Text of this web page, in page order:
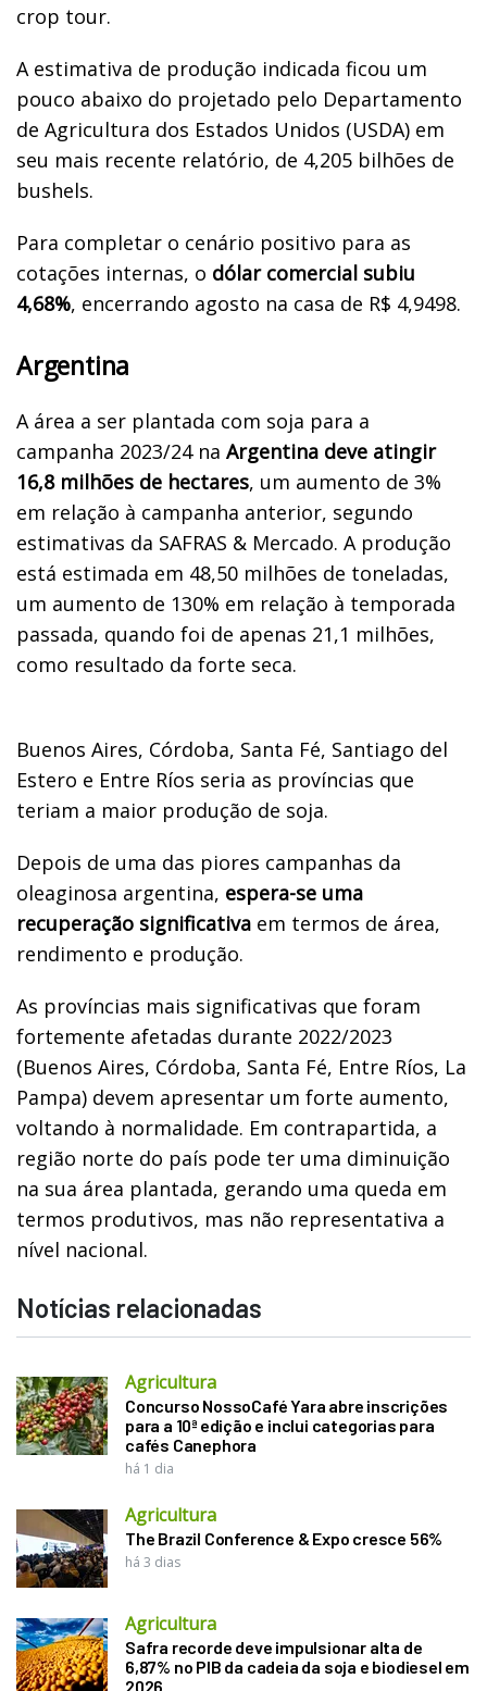
crop tour.
A estimativa de produção indicada ficou um
pouco abaixo do projetado pelo Departamento
de Agricultura dos Estados Unidos (USDA) em
seu mais recente relatório, de 4,205 bilhões de
bushels.
Para completar o cenário positivo para as
cotações internas, o dólar comercial subiu
4,68%, encerrando agosto na casa de R$ 4,9498.
Argentina
A área a ser plantada com soja para a
campanha 2023/24 na Argentina deve atingir
16,8 milhões de hectares, um aumento de 3%
em relação à campanha anterior, segundo
estimativas da SAFRAS & Mercado. A produção
está estimada em 48,50 milhões de toneladas,
um aumento de 130% em relação à temporada
passada, quando foi de apenas 21,1 milhões,
como resultado da forte seca.
Buenos Aires, Córdoba, Santa Fé, Santiago del
Estero e Entre Ríos seria as províncias que
teriam a maior produção de soja.
Depois de uma das piores campanhas da
oleaginosa argentina, espera-se uma
recuperação significativa em termos de área,
rendimento e produção.
As províncias mais significativas que foram
fortemente afetadas durante 2022/2023
(Buenos Aires, Córdoba, Santa Fé, Entre Ríos, La
Pampa) devem apresentar um forte aumento,
voltando à normalidade. Em contrapartida, a
região norte do país pode ter uma diminuição
na sua área plantada, gerando uma queda em
termos produtivos, mas não representativa a
nível nacional.
Notícias relacionadas
Agricultura
Concurso NossoCafé Yara abre inscrições
para a 10ª edição e inclui categorias para
cafés Canephora
há 1 dia
Agricultura
The Brazil Conference & Expo cresce 56%
há 3 dias
Agricultura
Safra recorde deve impulsionar alta de
6,87% no PIB da cadeia da soja e biodiesel em
2026